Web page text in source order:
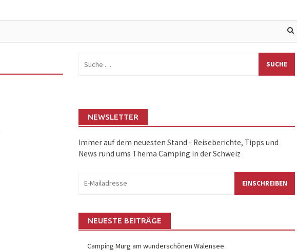
nach:
NEWSLETTER
Immer auf dem neuesten Stand - Reiseberichte, Tipps und
News rund ums Thema Camping in der Schweiz
NEUESTE BEITRÄGE
Camping Murg am wunderschönen Walensee